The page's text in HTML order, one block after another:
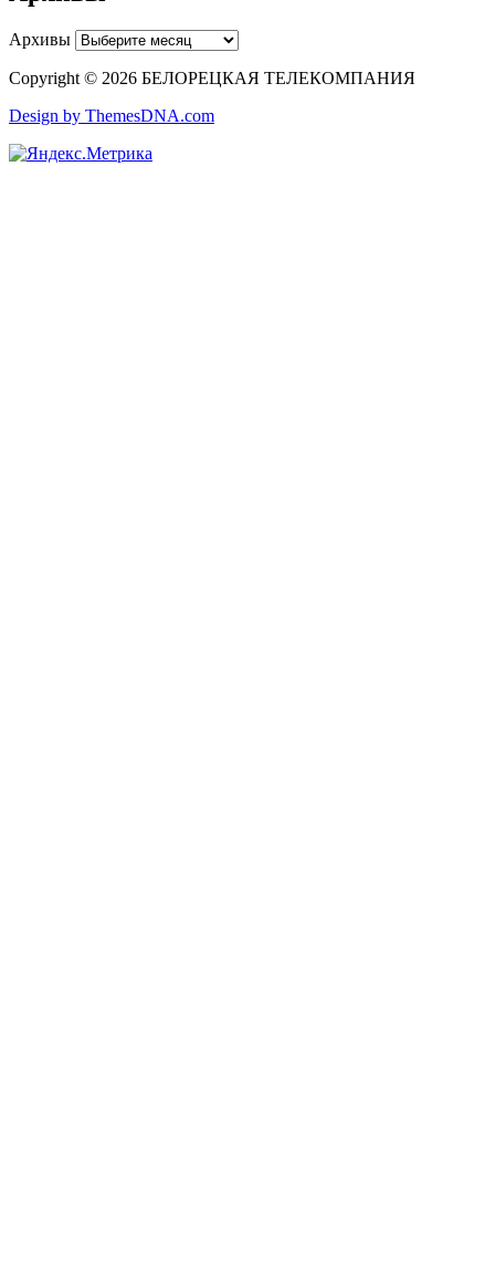
Архивы
Copyright © 2026 БЕЛОРЕЦКАЯ ТЕЛЕКОМПАНИЯ
Design by ThemesDNA.com